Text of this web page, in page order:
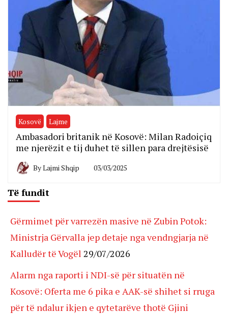
Kosovë Lajme
Ambasadori britanik në Kosovë: Milan Radoiçiq
me njerëzit e tij duhet të sillen para drejtësisë
ByLajmi Shqip 03/03/2025
Të fundit
Gërmimet për varrezën masive në Zubin Potok:
Ministrja Gërvalla jep detaje nga vendngjarja në
Kalludër të Vogël 29/07/2026
Alarm nga raporti i NDI-së për situatën në
Kosovë: Oferta me 6 pika e AAK-së shihet si rruga
për të ndalur ikjen e qytetarëve thotë Gjini